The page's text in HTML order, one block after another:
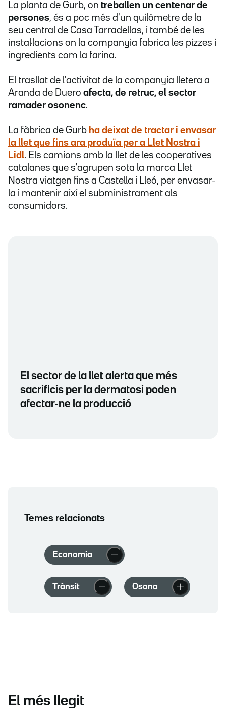
La planta de Gurb, on treballen un centenar de
persones, és a poc més d'un quilòmetre de la
seu central de Casa Tarradellas, i també de les
instal·lacions on la companyia fabrica les pizzes i
ingredients com la farina.
El trasllat de l'activitat de la companyia lletera a
Aranda de Duero afecta, de retruc, el sector
ramader osonenc.
La fàbrica de Gurb ha deixat de tractar i envasar
la llet que fins ara produïa per a Llet Nostra i
Lidl. Els camions amb la llet de les cooperatives
catalanes que s'agrupen sota la marca Llet
Nostra viatgen fins a Castella i Lleó, per envasar-
la i mantenir així el subministrament als
consumidors.
El sector de la llet alerta que més
sacrificis per la dermatosi poden
afectar-ne la producció
Temes relacionats
Economia
Trànsit Osona
El més llegit